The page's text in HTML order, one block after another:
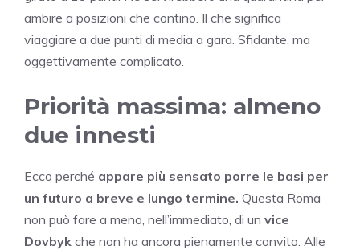
ambire a posizioni che contino. Il che significa
viaggiare a due punti di media a gara. Sfidante, ma
oggettivamente complicato.
Priorità massima: almeno
due innesti
Ecco perché appare più sensato porre le basi per
un futuro a breve e lungo termine. Questa Roma
non può fare a meno, nell’immediato, di un vice
Dovbyk che non ha ancora pienamente convito. Alle